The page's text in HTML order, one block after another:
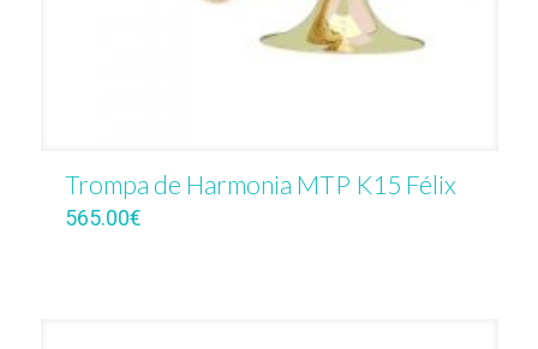
Trompa de Harmonia MTP K15 Félix
565.00€